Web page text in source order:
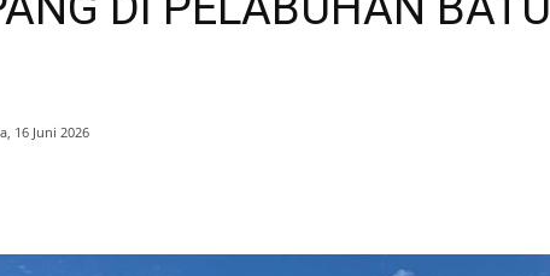
16 Juni 2026